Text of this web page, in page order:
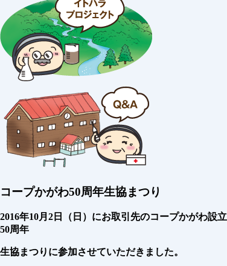
コープかがわ50周年生協まつり
2016年10月2日（日）にお取引先のコープかがわ設立
50周年
生協まつりに参加させていただきました。